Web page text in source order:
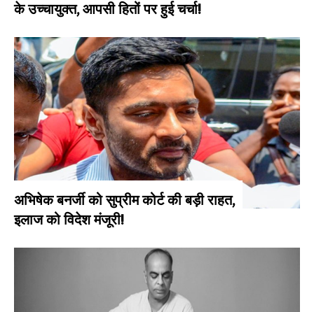
के उच्चायुक्त, आपसी हितों पर हुई चर्चा!
अभिषेक बनर्जी को सुप्रीम कोर्ट की बड़ी राहत,
इलाज को विदेश मंजूरी!